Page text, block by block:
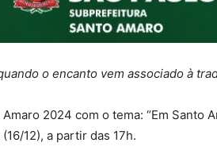
o encanto vem associado à
2024 com o tema: “Em Santo
12), a partir das 17h.